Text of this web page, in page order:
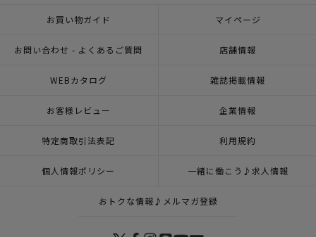
お買い物ガイド マイページ
お問い合わせ - よくあるご質問 店舗情報
WEBカタログ 雑誌掲載情報
お客様レビュー 企業情報
特定商取引法表記 利用規約
個人情報ポリシー 一緒に働こう♪求人情報
おトクな情報♪メルマガ登録